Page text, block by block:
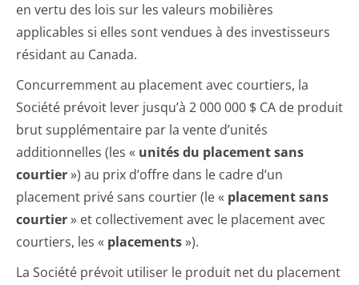
en vertu des lois sur les valeurs mobilières
applicables si elles sont vendues à des investisseurs
résidant au Canada.
Concurremment au placement avec courtiers, la
Société prévoit lever jusqu’à 2 000 000 $ CA de produit
brut supplémentaire par la vente d’unités
additionnelles (les « unités du placement sans
courtier») au prix d’offre dans le cadre d’un
placement privé sans courtier (le « placement sans
courtier» et collectivement avec le placement avec
courtiers, les « placements»).
La Société prévoit utiliser le produit net du placement